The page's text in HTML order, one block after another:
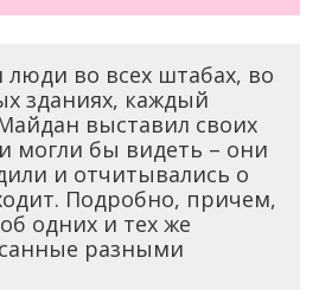
во всех штабах, во
зданиях, каждый
выставил своих
могли бы видеть – они
и отчитывались о
Подробно, причем,
одних и тех же
разными